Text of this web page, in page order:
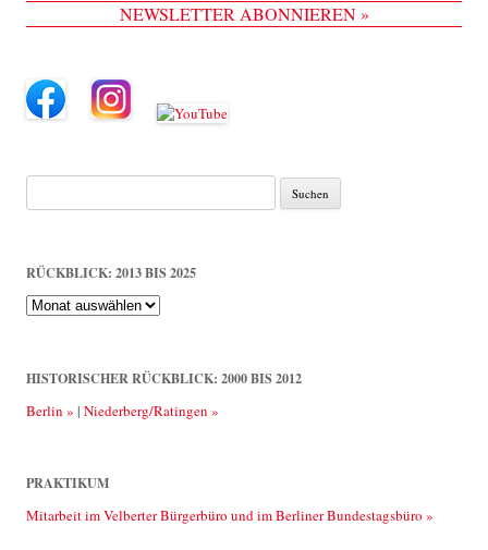
NEWSLETTER ABONNIEREN »
Suche
nach:
RÜCKBLICK: 2013 BIS 2025
Rückblick:
2013
bis
HISTORISCHER RÜCKBLICK: 2000 BIS 2012
Berlin » | Niederberg/Ratingen »
PRAKTIKUM
Mitarbeit im Velberter Bürgerbüro und im Berliner Bundestagsbüro »